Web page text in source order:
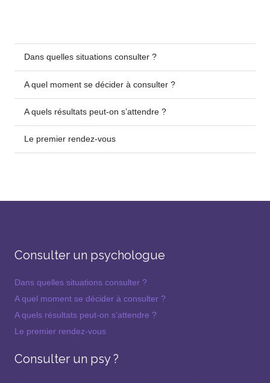
Dans quelles situations consulter ?
A quel moment se décider à consulter ?
A quels résultats peut-on s’attendre ?
Le premier rendez-vous
Consulter un psychologue
Dans quelles situations consulter ?
A quel moment se décider à consulter ?
A quels résultats peut-on s’attendre ?
Le premier rendez-vous
Consulter un psy ?